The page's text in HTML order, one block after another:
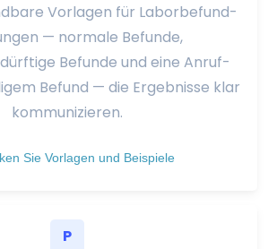
Vorlagen für Laborbefund-
— normale Befunde,
Befunde und eine Anruf-
Befund — die Ergebnisse klar
kommunizieren.
Sie Vorlagen und Beispiele
P